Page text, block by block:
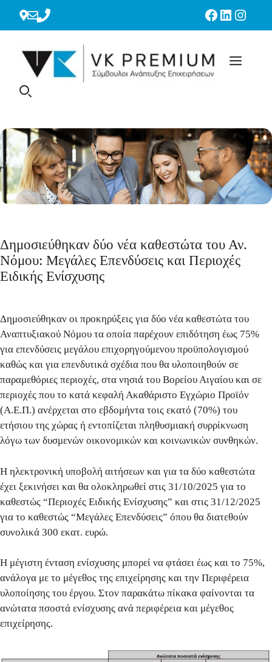
περιεχόμενο
Facebook
LinkedIn
Δημοσιεύθηκαν δύο νέα καθεστώτα του Αν.
Νόμου: Μεγάλες Επενδύσεις και Περιοχές
Ειδικής Ενίσχυσης
Δημοσιεύθηκαν οι προκηρύξεις για δύο νέα καθεστώτα του
Αναπτυξιακού Νόμου τα οποία παρέχουν επιδότηση έως 75%
για επενδύσεις μεγάλου επιχορηγούμενου προϋπολογισμού
καθώς και για επενδυτικά σχέδια που θα υλοποιηθούν σε
παραμεθόριες περιοχές, στα νησιά του Βορείου Αιγαίου και σε
περιοχές που το κατά κεφαλή Ακαθάριστο Εγχώριο Προϊόν
(Α.Ε.Π.) ανέρχεται στο εβδομήντα τοις εκατό (70%) του
ετήσιου της χώρας ή εντοπίζεται πληθυσμιακή συρρίκνωση
λόγω των δυσμενών οικονομικών και κοινωνικών συνθηκών.
Η ηλεκτρονική υποβολή αιτήσεων και για τα δύο καθεστώτα
έχει ξεκινήσει και θα ολοκληρωθεί στις 31/10/2025 για το
καθεστώς “Περιοχές Ειδικής Ενίσχυσης” και στις 31/12/2025
για το καθεστώς “Μεγάλες Επενδύσεις” όπου θα διατεθούν
συνολικά 300 εκατ. ευρώ.
Η μέγιστη ένταση ενίσχυσης μπορεί να φτάσει έως και το 75%,
ανάλογα με το μέγεθος της επιχείρησης και την Περιφέρεια
υλοποίησης του έργου. Στον παρακάτω πίκακα φαίνονται τα
ανώτατα πσοστά ενίσχυσης ανά περιφέρεια και μέγεθος
επιχείρησης.